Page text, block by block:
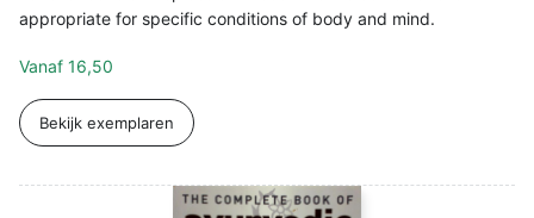
appropriate for specific conditions of body and mind.
Vanaf 16,50
Bekijk exemplaren